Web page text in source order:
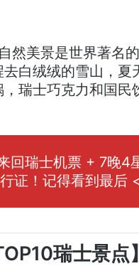
然美景是世界著名
白绒绒的雪山，
瑞士巧克力和国
回瑞士机票 + 7晚4
证！记得看到最后
瑞士景点】